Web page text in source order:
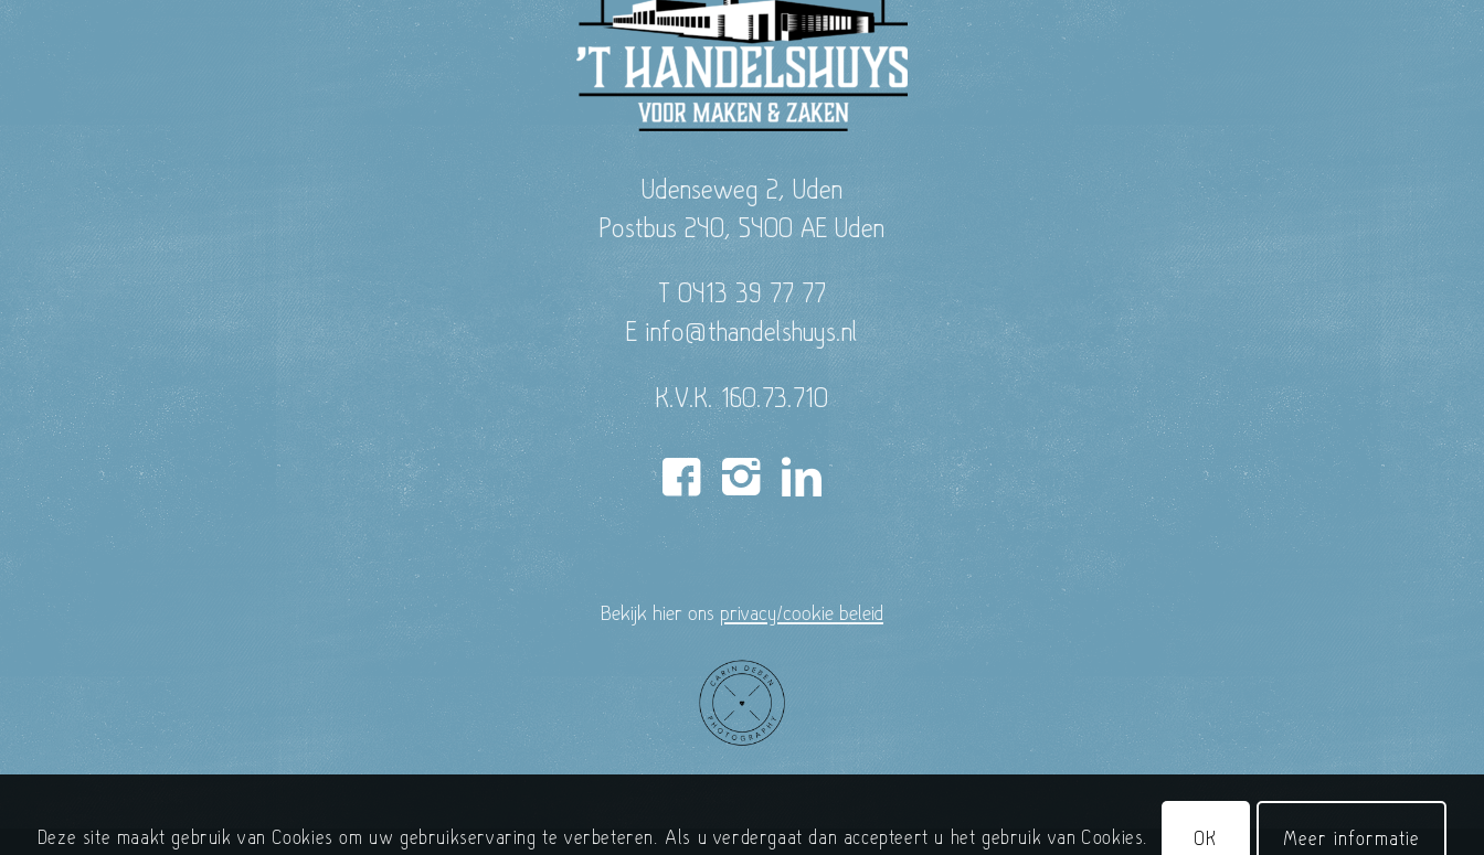
Udenseweg 2, Uden
Postbus 240, 5400 AE Uden
T 0413 39 77 77
E info@thandelshuys.nl
K.V.K. 160.73.710
Bekijk hier ons privacy/cookie beleid
Deze site maakt gebruik van Cookies om uw gebruikservaring te verbeteren. Als u verdergaat dan accepteert u het gebruik van Cookies. OK Meer informatie